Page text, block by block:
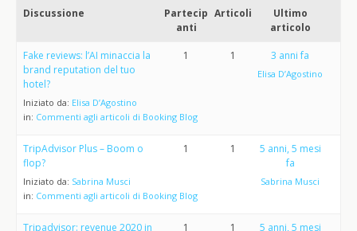
Discussione
Partecip
anti
Articoli
Ultimo
articolo
Fake reviews: l’AI minaccia la
brand reputation del tuo
hotel?
Iniziato da: Elisa D’Agostino
in: Commenti agli articoli di Booking Blog
1 1 3 anni fa
Elisa D’Agostino
TripAdvisor Plus – Boom o
flop?
Iniziato da: Sabrina Musci
in: Commenti agli articoli di Booking Blog
1 1
5 anni, 5 mesi
fa
Sabrina Musci
Tripadvisor: revenue 2020 in
1 1
5 anni, 5 mesi